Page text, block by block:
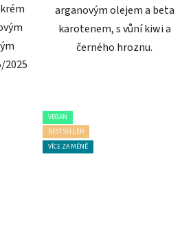
2025
arganovým olejem a beta
karotenem, s vůní kiwi a
černého hroznu.
VEGAN
BESTSELLER
VÍCE ZA MÉNĚ